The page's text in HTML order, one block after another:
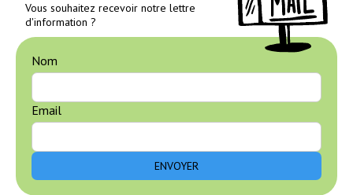
Vous souhaitez recevoir notre lettre
d'information ?
Nom
Email